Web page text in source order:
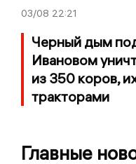
03/08 22:21
Черный дым
Ивановом
из 350 коров,
тракторами
Главные